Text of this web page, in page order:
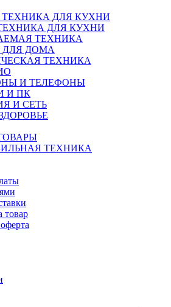
ДЛЯ КУХНИ
ДЛЯ КУХНИ
ТЕХНИКА
ДЛЯ ДОМА
ТЕХНИКА
И ТЕЛЕФОНЫ
И ПК
И СЕТЬ
ТЕХНИКА
товар